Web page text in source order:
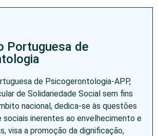
Portuguesa de
de Psicogerontologia-APP,
de Solidariedade Social sem fins
nacional, dedica-se às questões
sociais inerentes ao envelhecimento e
visa a promoção da dignificação,